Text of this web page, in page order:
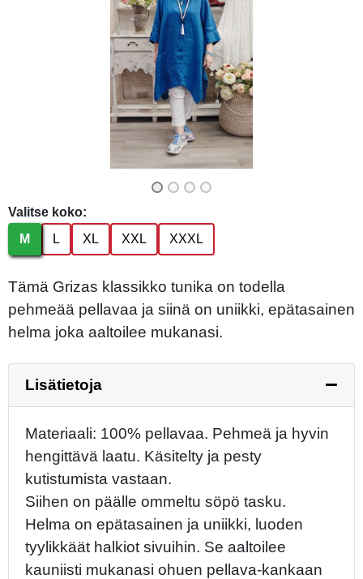
Valitse koko:
M
L XL XXL XXXL
Tämä Grizas klassikko tunika on todella
pehmeää pellavaa ja siinä on uniikki, epätasainen
helma joka aaltoilee mukanasi.
Lisätietoja
Materiaali: 100% pellavaa. Pehmeä ja hyvin
hengittävä laatu. Käsitelty ja pesty
kutistumista vastaan.
Siihen on päälle ommeltu söpö tasku.
Helma on epätasainen ja uniikki, luoden
tyylikkäät halkiot sivuihin. Se aaltoilee
kauniisti mukanasi ohuen pellava-kankaan